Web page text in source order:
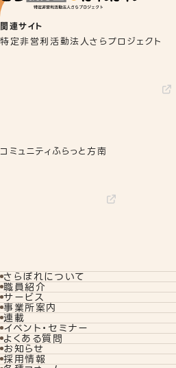
関連サイト
特定非営利活動法人さらプロジェクト
コミュニティふらっと方南
さらぽれについて
さらぽれについてTOP
就労実績
代表者あいさつ
さらぽれの歴史
職員紹介
サービス
サービスTOP
就労移行支援
就労定着支援
若年者就労支援
企業向けサービス
リワークプログラム
相談支援
事業所案内
事業所案内TOP
下北沢事業所
秋葉原事業所
連載
コラム
訓練生ブログ
さらぽれcafe
教えて！對馬さん
旧ブログ
イベント・セミナー
よくある質問
お知らせ
採用情報